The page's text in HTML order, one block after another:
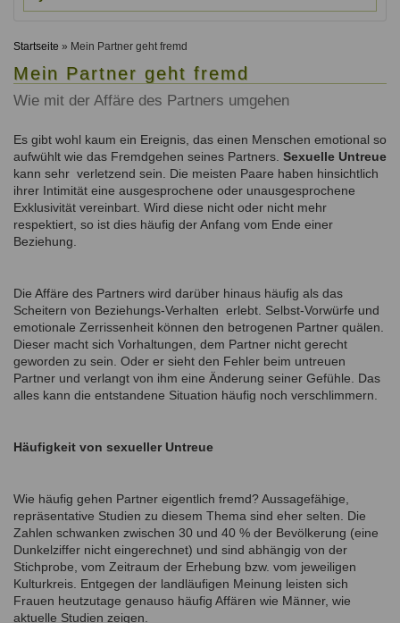
Qualität unserer Therapeuten
Systemischer Ansatz
Seminare und Kurse
Fortbildungen
Ausbildungsinstitute
Information über Qualifikation
Liste der Fachverbände
Benutzername
Passwort
vergessen?
Anmelden
Links
Startseite » Mein Partner geht fremd
Mein Partner geht fremd
Wie mit der Affäre des Partners umgehen
Es gibt wohl kaum ein Ereignis, das einen Menschen emotional so
aufwühlt wie das Fremdgehen seines Partners. Sexuelle Untreue
kann sehr verletzend sein. Die meisten Paare haben hinsichtlich
ihrer Intimität eine ausgesprochene oder unausgesprochene
Exklusivität vereinbart. Wird diese nicht oder nicht mehr
respektiert, so ist dies häufig der Anfang vom Ende einer
Beziehung.
Die Affäre des Partners wird darüber hinaus häufig als das
Scheitern von Beziehungs-Verhalten erlebt. Selbst-Vorwürfe und
emotionale Zerrissenheit können den betrogenen Partner quälen.
Dieser macht sich Vorhaltungen, dem Partner nicht gerecht
geworden zu sein. Oder er sieht den Fehler beim untreuen
Partner und verlangt von ihm eine Änderung seiner Gefühle. Das
alles kann die entstandene Situation häufig noch verschlimmern.
Häufigkeit von sexueller Untreue
Wie häufig gehen Partner eigentlich fremd? Aussagefähige,
repräsentative Studien zu diesem Thema sind eher selten. Die
Zahlen schwanken zwischen 30 und 40 % der Bevölkerung (eine
Dunkelziffer nicht eingerechnet) und sind abhängig von der
Stichprobe, vom Zeitraum der Erhebung bzw. vom jeweiligen
Kulturkreis. Entgegen der landläufigen Meinung leisten sich
Frauen heutzutage genauso häufig Affären wie Männer, wie
aktuelle Studien zeigen.